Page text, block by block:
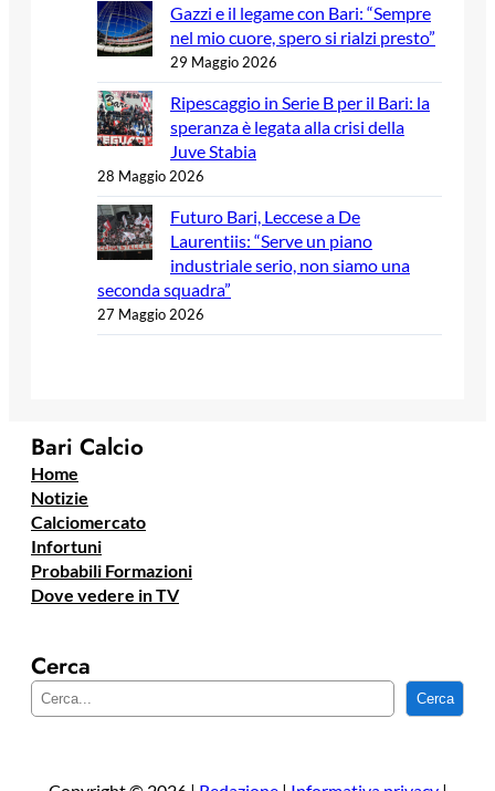
Gazzi e il legame con Bari: “Sempre
nel mio cuore, spero si rialzi presto”
29 Maggio 2026
Ripescaggio in Serie B per il Bari: la
speranza è legata alla crisi della
Juve Stabia
28 Maggio 2026
Futuro Bari, Leccese a De
Laurentiis: “Serve un piano
industriale serio, non siamo una
seconda squadra”
27 Maggio 2026
Bari Calcio
Home
Notizie
Calciomercato
Infortuni
Probabili Formazioni
Dove vedere in TV
Cerca
e
Cerca